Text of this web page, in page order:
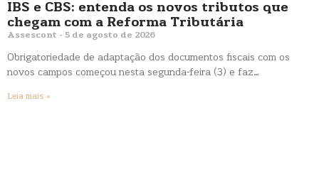
IBS e CBS: entenda os novos tributos que
chegam com a Reforma Tributária
Assescont 5 de agosto de 2026
Obrigatoriedade de adaptação dos documentos fiscais com os
novos campos começou nesta segunda-feira (3) e faz…
Leia mais »